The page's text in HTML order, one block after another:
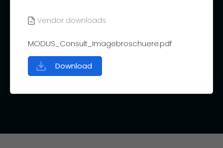
Vendor downloads
MODUS_Consult_Imagebroschuere.pdf
Download